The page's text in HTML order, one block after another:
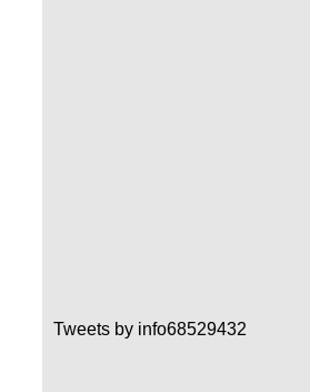
Tweets by info68529432